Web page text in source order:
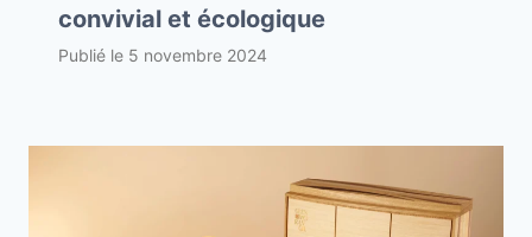
convivial et écologique
Publié le 5 novembre 2024